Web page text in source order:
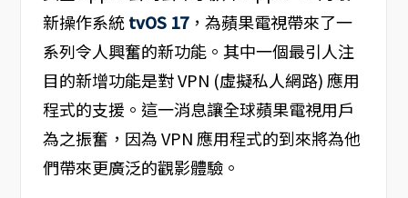
新操作系統tvOS 17，為蘋果電視帶來了一
系列令人興奮的新功能。其中一個最引人注
目的新增功能是對 VPN (虛擬私人網路) 應用
程式的支援。這一消息讓全球蘋果電視用戶
為之振奮，因為 VPN 應用程式的到來將為他
們帶來更廣泛的觀影體驗。